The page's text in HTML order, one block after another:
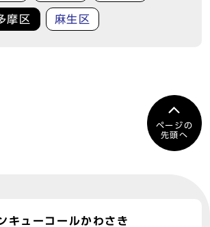
摩区 麻生区
ページの
先頭へ
キューコールかわさき